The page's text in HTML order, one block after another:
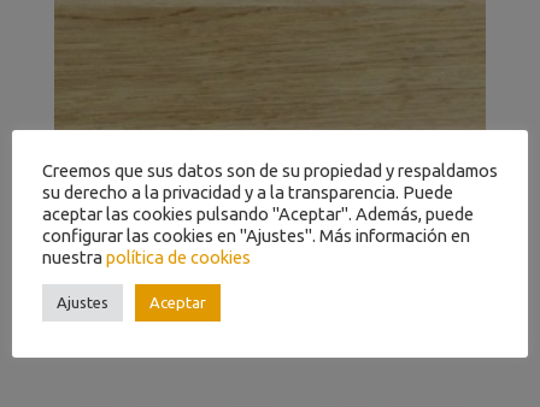
Diswood TOP 3 Lamas Roble Elegance Premium Satinado 3
Creemos que sus datos son de su propiedad y respaldamos
su derecho a la privacidad y a la transparencia. Puede
aceptar las cookies pulsando "Aceptar". Además, puede
configurar las cookies en "Ajustes". Más información en
nuestra política de cookies
Ajustes Aceptar